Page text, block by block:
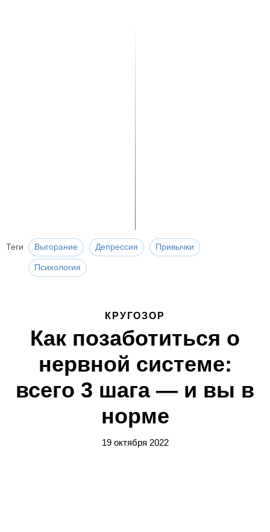
Теги Выгорание Депрессия Привычки
Психология
КРУГОЗОР
Как позаботиться о
нервной системе:
всего 3 шага — и вы в
норме
19 октября 2022